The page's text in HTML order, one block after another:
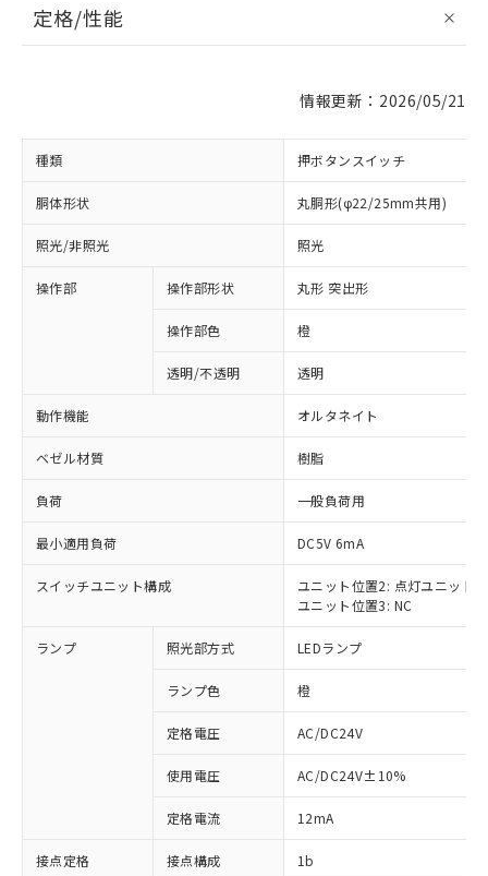
定格/性能
情報更新：2026/05/21
種類 押ボタンスイッチ
胴体形状 丸胴形(φ22/25mm共用)
照光/非照光 照光
操作部 操作部形状 丸形 突出形
操作部色 橙
透明/不透明 透明
動作機能 オルタネイト
ベゼル材質 樹脂
負荷 一般負荷用
最小適用負荷 DC5V 6mA
スイッチユニット構成
ユニット位置2: 点灯ユニット
ユニット位置3: NC
ランプ 照光部方式 LEDランプ
ランプ色 橙
定格電圧 AC/DC24V
使用電圧 AC/DC24V±10%
定格電流 12mA
接点定格 接点構成 1b
※1 対応状況
対応済み：EU RoHS指令（10物質）の
非含有に対応した製品が提供可能な商品で